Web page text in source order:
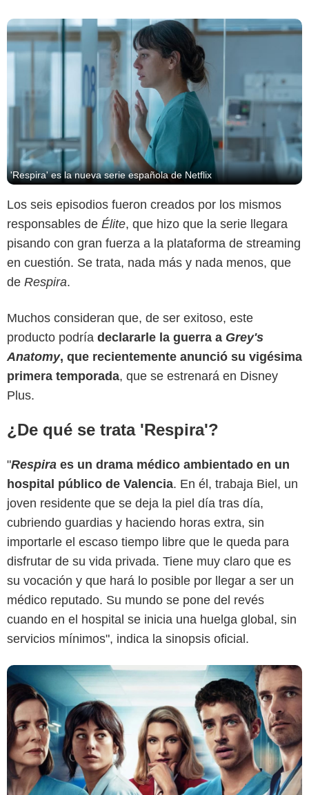
'Respira' es la nueva serie española de Netflix
Los seis episodios fueron creados por los mismos
responsables de Élite, que hizo que la serie llegara
pisando con gran fuerza a la plataforma de streaming
en cuestión. Se trata, nada más y nada menos, que
de Respira.
Muchos consideran que, de ser exitoso, este
producto podría declararle la guerra a Grey's
Anatomy, que recientemente anunció su vigésima
primera temporada, que se estrenará en Disney
Plus.
¿De qué se trata 'Respira'?
"Respira es un drama médico ambientado en un
hospital público de Valencia. En él, trabaja Biel, un
joven residente que se deja la piel día tras día,
cubriendo guardias y haciendo horas extra, sin
importarle el escaso tiempo libre que le queda para
disfrutar de su vida privada. Tiene muy claro que es
su vocación y que hará lo posible por llegar a ser un
médico reputado. Su mundo se pone del revés
cuando en el hospital se inicia una huelga global, sin
servicios mínimos", indica la sinopsis oficial.
Netflix